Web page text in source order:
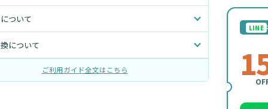
ついて
について
ご利用ガイド全文はこちら
LINE